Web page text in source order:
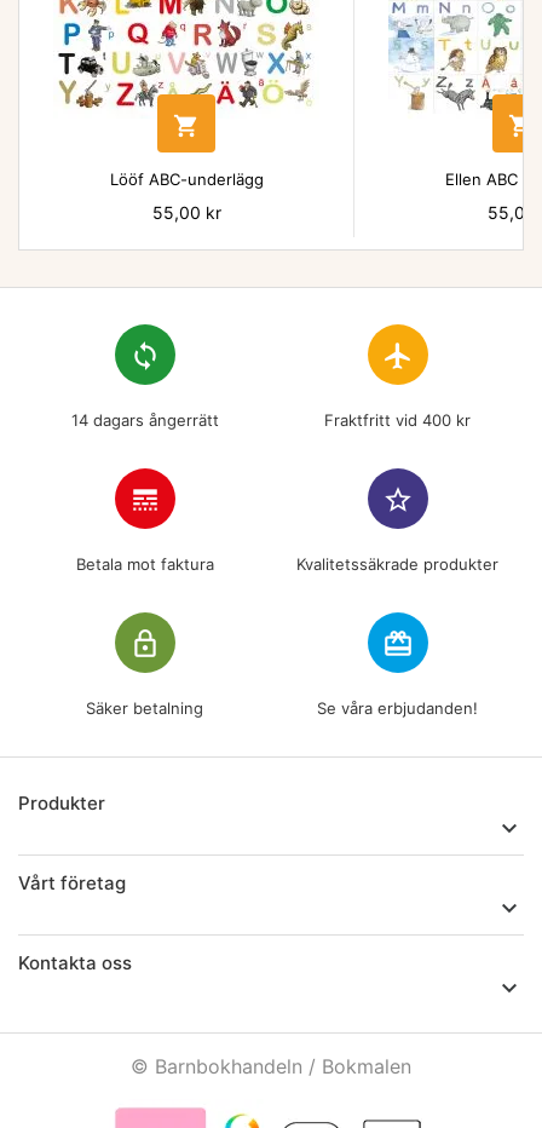

Lööf ABC-underlägg
Pris
55,00 kr

Ellen ABC
Pris
55,00
loop
14 dagars ångerrätt
flight
Fraktfritt vid 400 kr
line_style
Betala mot faktura
star_border
Kvalitetssäkrade produkter
lock_outline
Säker betalning
redeem
Se våra erbjudanden!
Produkter

Vårt företag

Kontakta oss

© Barnbokhandeln / Bokmalen